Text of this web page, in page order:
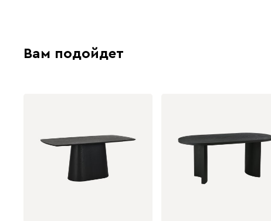
Вам подойдет